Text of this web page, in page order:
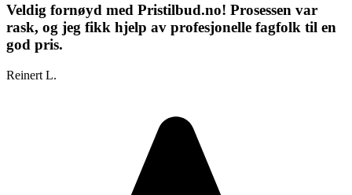
Veldig fornøyd med Pristilbud.no! Prosessen var
rask, og jeg fikk hjelp av profesjonelle fagfolk til en
god pris.
Reinert L.